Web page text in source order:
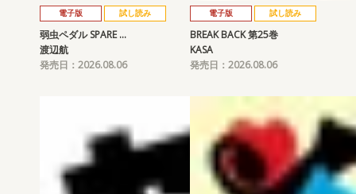
電子版 試し読み
弱虫ペダル SPARE …
渡辺航
発売日：2026.08.06
電子版 試し読み
BREAK BACK 第25巻
KASA
発売日：2026.08.06